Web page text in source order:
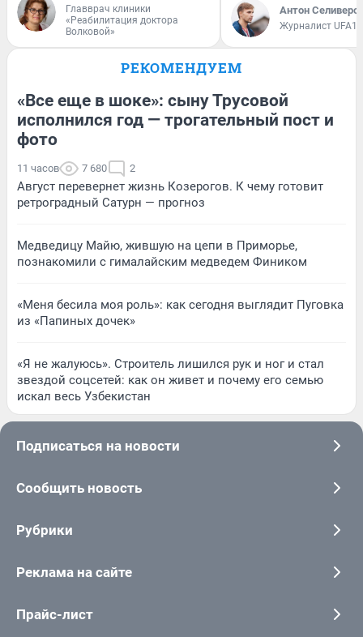
Главврач клиники
«Реабилитация доктора
Волковой»
Антон
Журналист
РЕКОМЕНДУЕМ
«Все еще в шоке»: сыну Трусовой
исполнился год — трогательный пост и
фото
11 часов 7 680 2
Август перевернет жизнь Козерогов. К чему готовит
ретроградный Сатурн — прогноз
Медведицу Майю, жившую на цепи в Приморье,
познакомили с гималайским медведем Фиником
«Меня бесила моя роль»: как сегодня выглядит Пуговка
из «Папиных дочек»
«Я не жалуюсь». Строитель лишился рук и ног и стал
звездой соцсетей: как он живет и почему его семью
искал весь Узбекистан
Подписаться на новости
Сообщить новость
Рубрики
Реклама на сайте
Прайс-лист